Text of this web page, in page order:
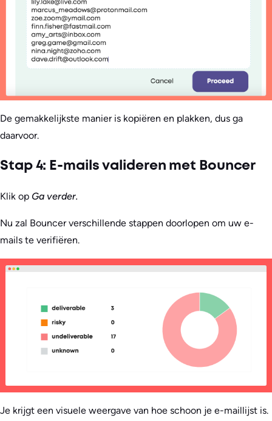
De gemakkelijkste manier is kopiëren en plakken, dus ga
daarvoor.
Stap 4: E-mails valideren met Bouncer
Klik op Ga verder.
Nu zal Bouncer verschillende stappen doorlopen om uw e-
mails te verifiëren.
Je krijgt een visuele weergave van hoe schoon je e-maillijst is.